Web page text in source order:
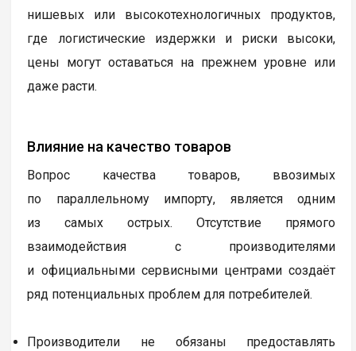
нишевых или высокотехнологичных продуктов,
где логистические издержки и риски высоки,
цены могут оставаться на прежнем уровне или
даже расти.
Влияние на качество товаров
Вопрос качества товаров, ввозимых
по параллельному импорту, является одним
из самых острых. Отсутствие прямого
взаимодействия с производителями
и официальными сервисными центрами создаёт
ряд потенциальных проблем для потребителей.
Производители не обязаны предоставлять